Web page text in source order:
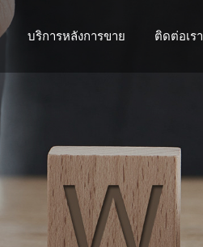
บริการหลังการขาย ติดต่อเรา